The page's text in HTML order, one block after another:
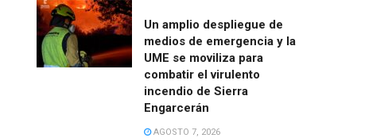
Un amplio despliegue de
medios de emergencia y la
UME se moviliza para
combatir el virulento
incendio de Sierra
Engarcerán
AGOSTO 7, 2026